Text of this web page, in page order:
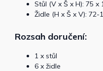
Stůl (V x Š x H): 75 x
Židle (H x Š x V): 72-
Rozsah doručení:
1 x stůl
6 x židle